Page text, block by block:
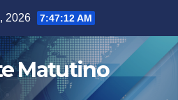
2026 7:47:13 AM
Matutino